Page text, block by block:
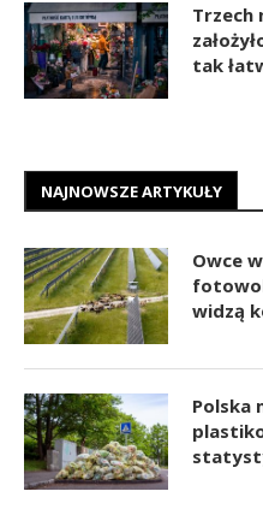
Trzech
tak
NAJNOWSZE ARTYKUŁY
Owce
widzą
Polska